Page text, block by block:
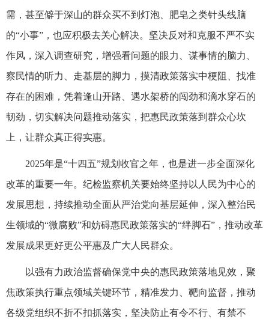
需，甚至僻于深山的群众买不到灯泡、肥皂之类针头线脑
的“小事”，也应积极去关心解决。坚决反对和克服不严不实
作风，深入调查研究，增强看问题的眼力、谋事情的脑力、
察民情的听力、走基层的脚力，摸清政策落实中梗阻、找准
存在的困难，凭着逢山开路、遇水架桥的闯劲和滴水穿石的
韧劲，切实解决问题推动落实，把惠民政策落到群众心坎
上，让群众真正得实惠。
2025年是“十四五”规划收官之年，也是进一步全面深化
改革的重要一年。纪检监察机关要始终坚持以人民为中心的
发展思想，持续推动全面从严治党向基层延伸，深入整治民
生领域的“微腐败”和妨碍惠民政策落实的“绊脚石”，推动改革
发展成果更好更公平惠及广大人民群众。
以强有力政治监督确保党中央的惠民政策落地见效，聚
焦政策执行重点领域关键环节，精准发力、靶向监督，推动
各级党组织不折不扣抓落实，坚决防止有令不行、有禁不